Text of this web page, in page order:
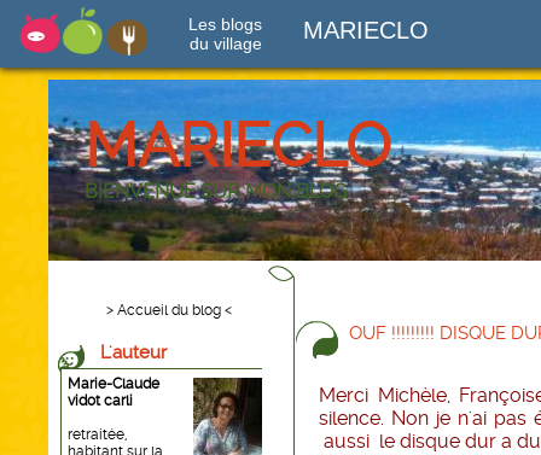
Les blogs
du village
MARIECLO
MARIECLO
BIENVENUE SUR MON BLOG
> Accueil du blog <
L'auteur
Marie-Claude
vidot carli
retraitée,
habitant sur la
OUF !!!!!!!!! DISQUE
Merci Michèle,
silence. Non je n'ai
aussi le disque dur a